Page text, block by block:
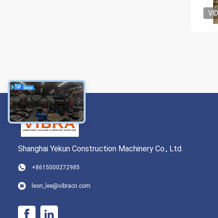
Shanghai Yekun Construction Machinery Co., Ltd.
+8615000272985
leon_lee@vibracn.com